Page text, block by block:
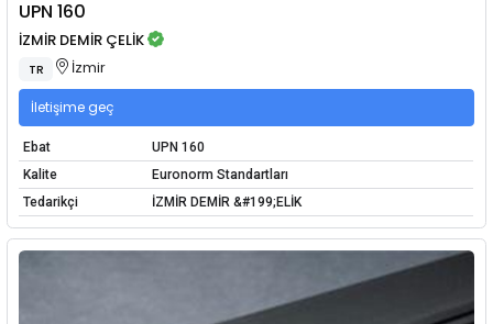
UPN 160
İZMİR DEMİR ÇELİK
TR İzmir
İletişime geç
Ebat
UPN 160
Kalite
Euronorm Standartları
Tedarikçi
İZMİR DEMİR &#199;ELİK